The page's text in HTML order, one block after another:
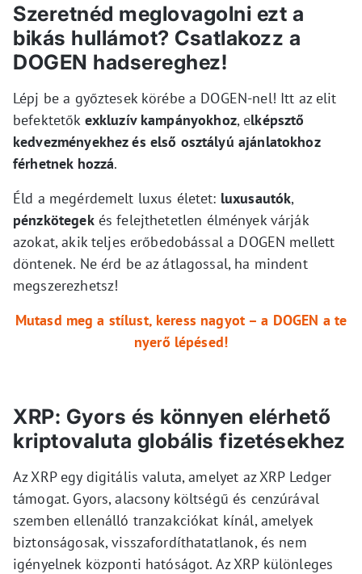
Szeretnéd meglovagolni ezt a
bikás hullámot? Csatlakozz a
DOGEN hadsereghez!
Lépj be a győztesek körébe a DOGEN-nel! Itt az elit
befektetők exkluzív kampányokhoz, elképsztő
kedvezményekhez és első osztályú ajánlatokhoz
férhetnek hozzá.
Éld a megérdemelt luxus életet: luxusautók,
pénzkötegekés felejthetetlen élmények várják
azokat, akik teljes erőbedobással a DOGEN mellett
döntenek. Ne érd be az átlagossal, ha mindent
megszerezhetsz!
Mutasd meg a stílust, keress nagyot – a DOGEN a te
nyerő lépésed!
XRP: Gyors és könnyen elérhető
kriptovaluta globális fizetésekhez
Az XRP egy digitális valuta, amelyet az XRP Ledger
támogat. Gyors, alacsony költségű és cenzúrával
szemben ellenálló tranzakciókat kínál, amelyek
biztonságosak, visszafordíthatatlanok, és nem
igényelnek központi hatóságot. Az XRP különleges